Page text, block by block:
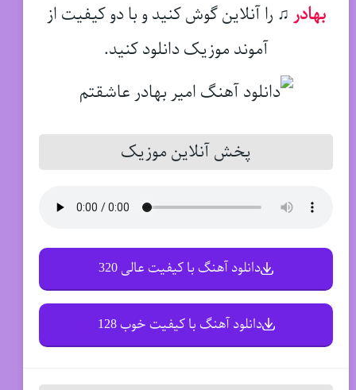
بهادر ♫ را آنلاین گوش کنید و با دو کیفیت از
آموند موزیک دانلود کنید.
پخش آنلاین موزیک
دانلود آهنگ با کیفیت عالی 320
دانلود آهنگ با کیفیت خوب 128